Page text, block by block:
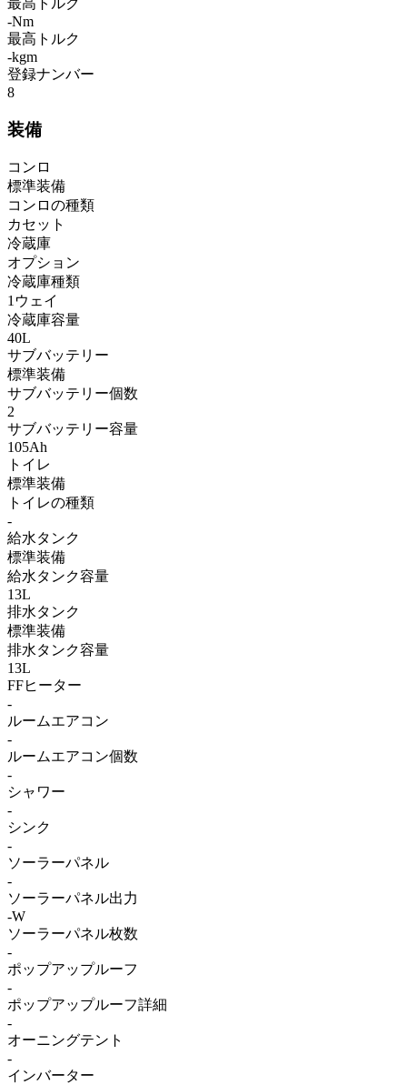
最高トルク
-Nm
最高トルク
-kgm
登録ナンバー
8
装備
コンロ
標準装備
コンロの種類
カセット
冷蔵庫
オプション
冷蔵庫種類
1ウェイ
冷蔵庫容量
40L
サブバッテリー
標準装備
サブバッテリー個数
2
サブバッテリー容量
105Ah
トイレ
標準装備
トイレの種類
-
給水タンク
標準装備
給水タンク容量
13L
排水タンク
標準装備
排水タンク容量
13L
FFヒーター
-
ルームエアコン
-
ルームエアコン個数
-
シャワー
-
シンク
-
ソーラーパネル
-
ソーラーパネル出力
-W
ソーラーパネル枚数
-
ポップアップルーフ
-
ポップアップルーフ詳細
-
オーニングテント
-
インバーター